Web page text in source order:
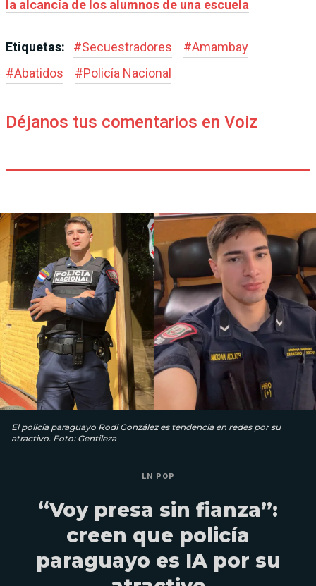
la alcancía de los alumnos de una escuela
Etiquetas: #Secuestradores #Amambay
#Abatidos #Policía Nacional
Déjanos tus comentarios en Voiz
El policía paraguayo Rodi González es tendencia en redes por su
atractivo. Foto: Gentileza
LN POP
“Voy presa sin fianza”:
creen que policía
paraguayo es IA por su